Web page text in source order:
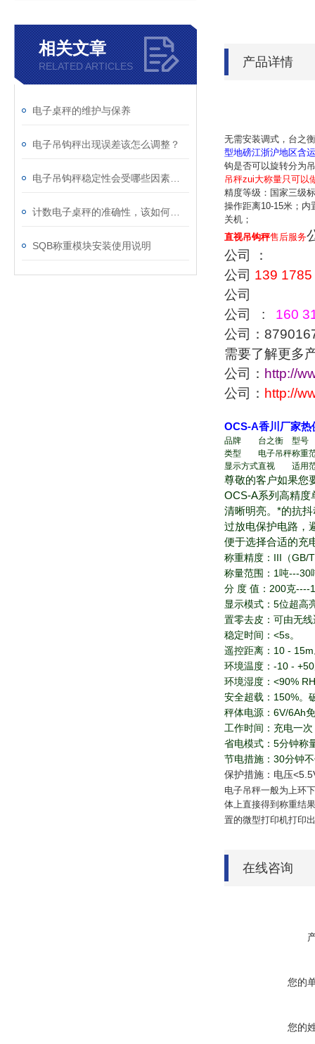
相关文章
RELATED ARTICLES
电子桌秤的维护与保养
电子吊钩秤出现误差该怎么调整？
SQB称重模块安装使用说明
产品详情
无需安装调式，台之
型地磅江浙沪地区含
钩是否可以旋转分为
吊秤zui大称量只可以
精度等级：国家三级
操作距离10-15米；
关机；
直视吊钩秤售后服务
公司 ：
公司 139
公司
公司 : 160
公司：
需要了解更多
公司： http://
公司： http://
OCS-A香川厂家
品牌 台之衡
型号
类型
电子吊秤称重
显示方式直视 适用
尊敬的客户如果您
OCS-A系列高精度
清晰明亮。*的抗
过放电保护电路，
便于选择合适的充
称重精度：III（GB/
称量范围：1吨---30
分 度 值：200克
显示模式：5位超高
置零去皮：可由无
稳定时间：<5s。
遥控距离：10 -
环境温度：-10 -
环境湿度：<90%
安全超载：150%。
秤体电源：6V/6Ah
工作时间：充电一
省电模式：5分钟称
节电措施：30分钟
保护措施：电压
电子吊秤一般为上环
体上直接得到称重结
置的微型打印机打印
在线咨询
您的
您的